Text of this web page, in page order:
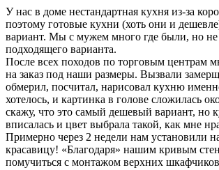
У нас в доме нестандартная кухня из-за
поэтому готовые кухни (хоть они и
вариант. Мы с мужем много где были, но
подходящего варианта.
После всех походов по торговым центрам
на заказ под наши размеры. Вызвали
обмерил, посчитал, нарисовал кухню
хотелось, и картинка в голове сложилась
скажу, что это самый дешевый вариант, но
вписалась и цвет выбрала такой, как мне
Примерно через 2 недели нам установили
красавицу! «Благодаря» нашим кривым
помучиться с монтажом верхних